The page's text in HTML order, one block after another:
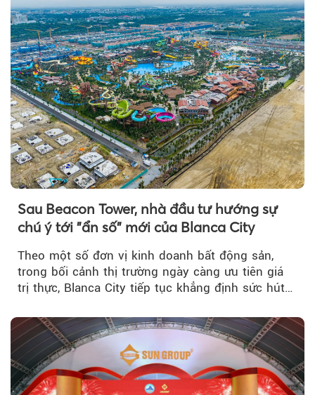
Sau Beacon Tower, nhà đầu tư hướng sự
chú ý tới "ẩn số" mới của Blanca City
Theo một số đơn vị kinh doanh bất động sản,
trong bối cảnh thị trường ngày càng ưu tiên giá
trị thực, Blanca City tiếp tục khẳng định sức hút